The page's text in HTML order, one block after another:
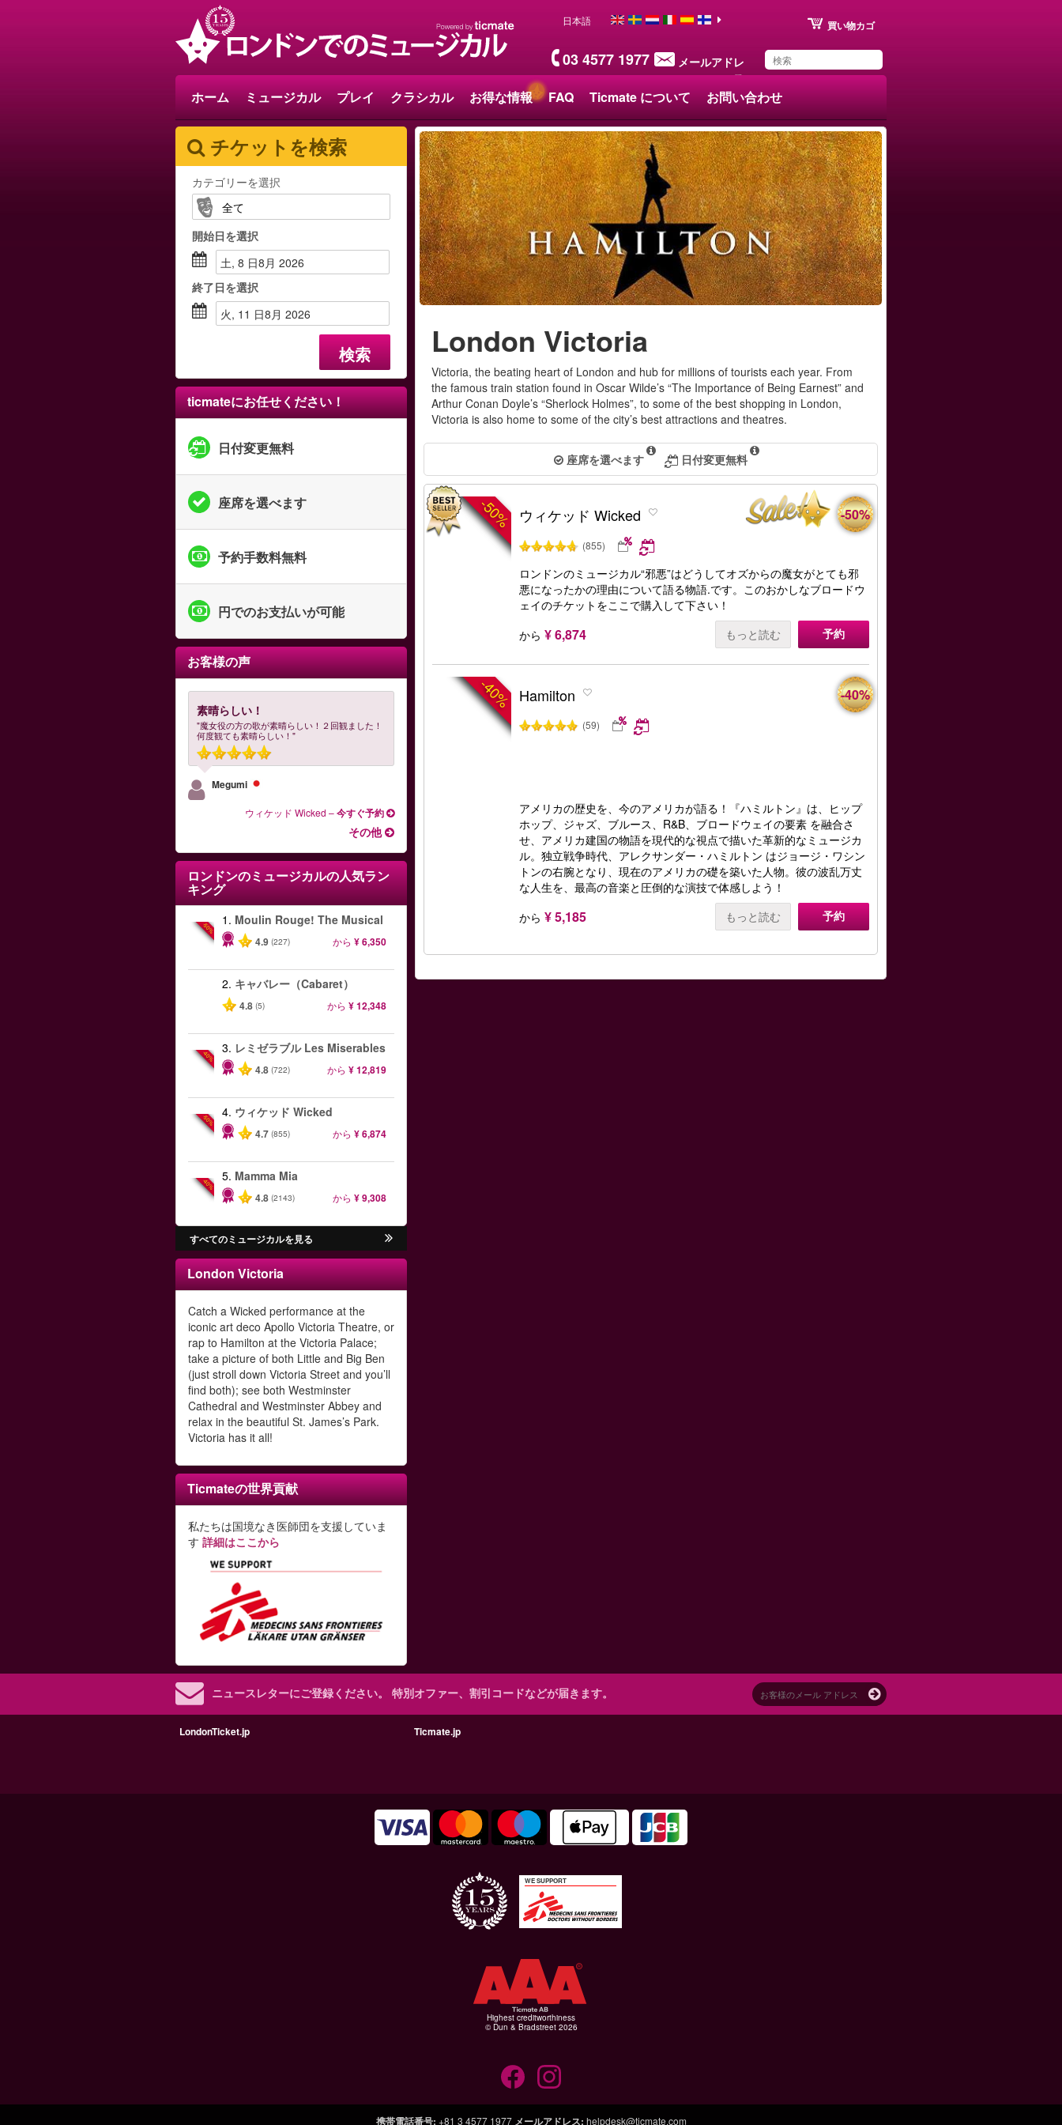
03 4577 1977
メールアドレ
ス
買い物カゴ
日本語
ホーム ミュージカル プレイ クラシカル お得な情報 FAQ Ticmate について お問い合わせ
You have saved this
product in your list
チケットを検索
カテゴリーを選択
開始日を選択
土, 8 日8月 2026
終了日を選択
火, 11 日8月 2026
検索
ticmateにお任せください！
日付変更無料
座席を選べます
予約手数料無料
円でのお支払いが可能
お客様の声
素晴らしい！
"魔女役の方の歌が素晴らしい！２回観ました！
何度観ても素晴らしい！"
Megumi
ウィケッド Wicked –今すぐ予約
その他
ロンドンのミュージカルの人気ラン
キング
-50%
1. Moulin Rouge! The Musical
4.9 (227) から ¥ 6,350
2. キャバレー（Cabaret）
4.8 (5) から ¥ 12,348
-40%
3. レミゼラブル Les Miserables
4.8 (722) から ¥ 12,819
-50%
4. ウィケッド Wicked
4.7 (855) から ¥ 6,874
-40%
5. Mamma Mia
4.8 (2143) から ¥ 9,308
すべてのミュージカルを見る
London Victoria
Catch a Wicked performance at the
iconic art deco Apollo Victoria Theatre, or
rap to Hamilton at the Victoria Palace;
take a picture of both Little and Big Ben
(just stroll down Victoria Street and you’ll
find both); see both Westminster
Cathedral and Westminster Abbey and
relax in the beautiful St. James’s Park.
Victoria has it all!
Ticmateの世界貢献
私たちは国境なき医師団を支援していま
す 詳細はここから
London Victoria
Victoria, the beating heart of London and hub for millions of tourists each year. From
the famous train station found in Oscar Wilde’s “The Importance of Being Earnest” and
Arthur Conan Doyle’s “Sherlock Holmes”, to some of the best shopping in London,
Victoria is also home to some of the city’s best attractions and theatres.
座席を選べます 日付変更無料
-50% ウィケッド Wicked
(855)
-50%
ロンドンのミュージカル“邪悪”はどうしてオズからの魔女がとても邪
悪になったかの理由について語る物語.です。このおかしなブロードウ
ェイのチケットをここで購入して下さい！
から ¥ 6,874 もっと読む 予約
-40% Hamilton
(59)
-40%
アメリカの歴史を、今のアメリカが語る！『ハミルトン』は、ヒップ
ホップ、ジャズ、ブルース、R&B、ブロードウェイの要素 を融合さ
せ、アメリカ建国の物語を現代的な視点で描いた革新的なミュージカ
ル。独立戦争時代、アレクサンダー・ハミルトン はジョージ・ワシン
トンの右腕となり、現在のアメリカの礎を築いた人物。彼の波乱万丈
な人生を、最高の音楽と圧倒的な演技で体感しよう！
から ¥ 5,185 もっと読む 予約
ニュースレターにご登録ください。 特別オファー、割引コードなどが届きます。
LondonTicket.jp Ticmate.jp
WE SUPPORT
Highest creditworthiness
© Dun & Bradstreet 2026
携帯電話番号: +81 3 4577 1977 メールアドレス: helpdesk@ticmate.com